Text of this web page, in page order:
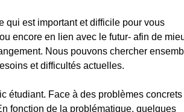
qui est important et difficile pour vous
encore en lien avec le futur- afin de
Nous pouvons chercher
et difficultés actuelles.
étudiant. Face à des problèmes concrets
fonction de la problématique, quelques